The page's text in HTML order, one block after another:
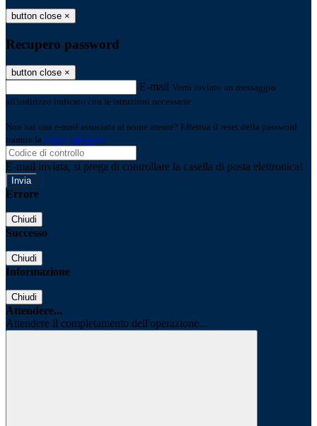
button close ×
Recupero password
button close ×
E-mail Verrà inviato un messaggio
all'indirizzo indicato con le istruzioni necessarie.
Non hai una e-mail associata al nome utente? Effettua il reset della password
tramite la Login Spaggiari
E-mail inviata, si prega di controllare la casella di posta elettronica!
Errore
Chiudi
Successo
Chiudi
Informazione
Chiudi
Attendere...
Attendere il completamento dell'operazione...